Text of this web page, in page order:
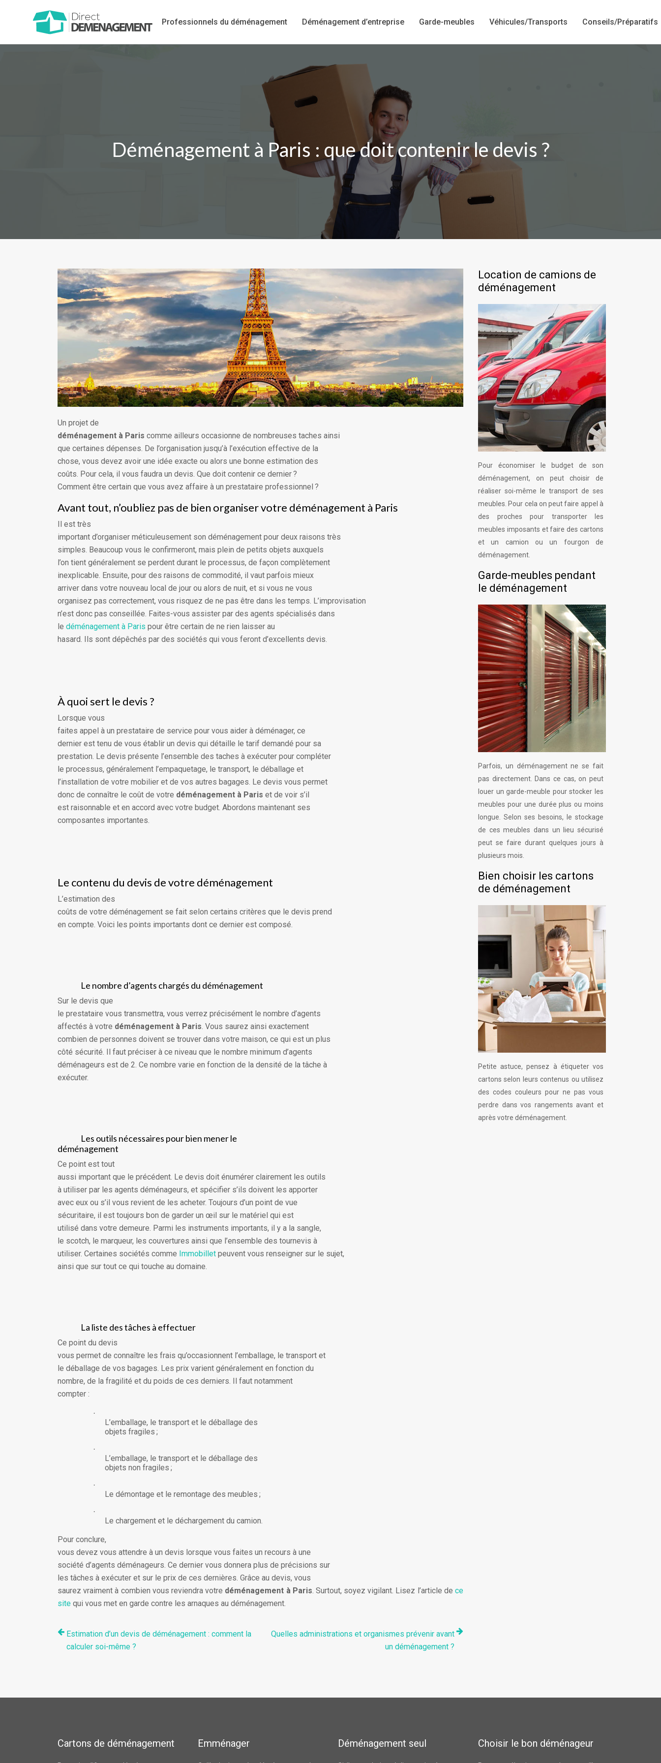
Professionnels du déménagement Déménagement d’entreprise Garde-meubles Véhicules/Transports Conseils/Préparatifs
Déménagement à Paris : que doit contenir le devis ?
Un projet de
déménagement à Paris comme ailleurs occasionne de nombreuses taches ainsi
que certaines dépenses. De l’organisation jusqu’à l’exécution effective de la
chose, vous devez avoir une idée exacte ou alors une bonne estimation des
coûts. Pour cela, il vous faudra un devis. Que doit contenir ce dernier ?
Comment être certain que vous avez affaire à un prestataire professionnel ?
Avant tout, n’oubliez pas de bien organiser votre déménagement à Paris
Il est très
important d’organiser méticuleusement son déménagement pour deux raisons très
simples. Beaucoup vous le confirmeront, mais plein de petits objets auxquels
l’on tient généralement se perdent durant le processus, de façon complètement
inexplicable. Ensuite, pour des raisons de commodité, il vaut parfois mieux
arriver dans votre nouveau local de jour ou alors de nuit, et si vous ne vous
organisez pas correctement, vous risquez de ne pas être dans les temps. L’improvisation
n’est donc pas conseillée. Faites-vous assister par des agents spécialisés dans
le déménagement à Paris pour être certain de ne rien laisser au
hasard. Ils sont dépêchés par des sociétés qui vous feront d’excellents devis.
À quoi sert le devis ?
Lorsque vous
faites appel à un prestataire de service pour vous aider à déménager, ce
dernier est tenu de vous établir un devis qui détaille le tarif demandé pour sa
prestation. Le devis présente l’ensemble des taches à exécuter pour compléter
le processus, généralement l’empaquetage, le transport, le déballage et
l’installation de votre mobilier et de vos autres bagages. Le devis vous permet
donc de connaître le coût de votre déménagement à Paris et de voir s’il
est raisonnable et en accord avec votre budget. Abordons maintenant ses
composantes importantes.
Le contenu du devis de votre déménagement
L’estimation des
coûts de votre déménagement se fait selon certains critères que le devis prend
en compte. Voici les points importants dont ce dernier est composé.
Le nombre d’agents chargés du déménagement
Sur le devis que
le prestataire vous transmettra, vous verrez précisément le nombre d’agents
affectés à votre déménagement à Paris. Vous saurez ainsi exactement
combien de personnes doivent se trouver dans votre maison, ce qui est un plus
côté sécurité. Il faut préciser à ce niveau que le nombre minimum d’agents
déménageurs est de 2. Ce nombre varie en fonction de la densité de la tâche à
exécuter.
Les outils nécessaires pour bien mener le
déménagement
Ce point est tout
aussi important que le précédent. Le devis doit énumérer clairement les outils
à utiliser par les agents déménageurs, et spécifier s’ils doivent les apporter
avec eux ou s’il vous revient de les acheter. Toujours d’un point de vue
sécuritaire, il est toujours bon de garder un œil sur le matériel qui est
utilisé dans votre demeure. Parmi les instruments importants, il y a la sangle,
le scotch, le marqueur, les couvertures ainsi que l’ensemble des tournevis à
utiliser. Certaines sociétés comme Immobillet peuvent vous renseigner sur le sujet,
ainsi que sur tout ce qui touche au domaine.
La liste des tâches à effectuer
Ce point du devis
vous permet de connaître les frais qu’occasionnent l’emballage, le transport et
le déballage de vos bagages. Les prix varient généralement en fonction du
nombre, de la fragilité et du poids de ces derniers. Il faut notamment
compter :
·
L’emballage, le transport et le déballage des
objets fragiles ;
·
L’emballage, le transport et le déballage des
objets non fragiles ;
·
Le démontage et le remontage des meubles ;
·
Le chargement et le déchargement du camion.
Pour conclure,
vous devez vous attendre à un devis lorsque vous faites un recours à une
société d’agents déménageurs. Ce dernier vous donnera plus de précisions sur
les tâches à exécuter et sur le prix de ces dernières. Grâce au devis, vous
saurez vraiment à combien vous reviendra votre déménagement à Paris. Surtout, soyez vigilant. Lisez l’article de ce
site qui vous met en garde contre les arnaques au déménagement.
Estimation d’un devis de déménagement : comment la
calculer soi-même ?
Quelles administrations et organismes prévenir avant
un déménagement ?
Location de camions de
déménagement
Pour économiser le budget de son
déménagement, on peut choisir de
réaliser soi-même le transport de ses
meubles. Pour cela on peut faire appel à
des proches pour transporter les
meubles imposants et faire des cartons
et un camion ou un fourgon de
déménagement.
Garde-meubles pendant
le déménagement
Parfois, un déménagement ne se fait
pas directement. Dans ce cas, on peut
louer un garde-meuble pour stocker les
meubles pour une durée plus ou moins
longue. Selon ses besoins, le stockage
de ces meubles dans un lieu sécurisé
peut se faire durant quelques jours à
plusieurs mois.
Bien choisir les cartons
de déménagement
Petite astuce, pensez à étiqueter vos
cartons selon leurs contenus ou utilisez
des codes couleurs pour ne pas vous
perdre dans vos rangements avant et
après votre déménagement.
Cartons de déménagement Emménager Déménagement seul Choisir le bon déménageur